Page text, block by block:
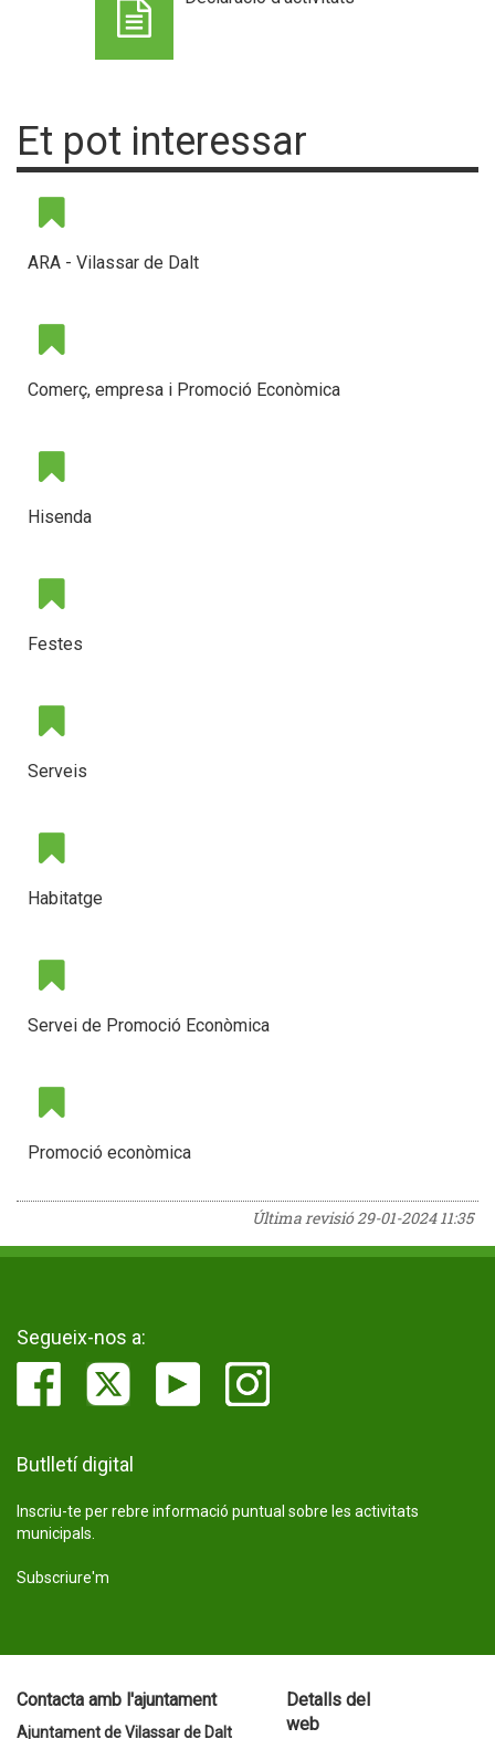
Et pot interessar
ARA - Vilassar de Dalt
Comerç, empresa i Promoció Econòmica
Hisenda
Festes
Serveis
Habitatge
Servei de Promoció Econòmica
Promoció econòmica
Última revisió29-01-2024 11:35
Segueix-nos a:
Butlletí digital
Inscriu-te per rebre informació puntual sobre les activitats
municipals.
Subscriure'm
Contacta amb l'ajuntament
Ajuntament de Vilassar de Dalt
Detalls del
web